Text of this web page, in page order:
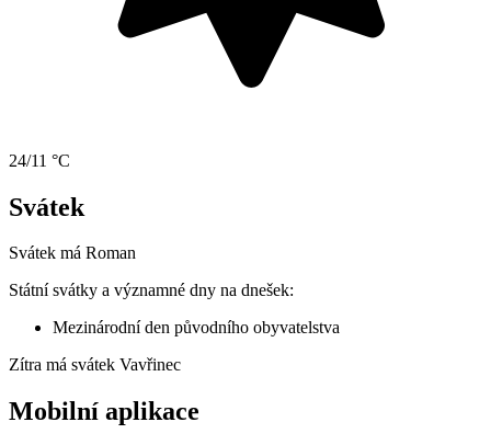
24/11 °C
Svátek
Svátek má Roman
Státní svátky a významné dny na dnešek:
Mezinárodní den původního obyvatelstva
Zítra má svátek Vavřinec
Mobilní aplikace